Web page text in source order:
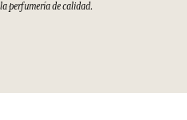
perfumería de calidad.